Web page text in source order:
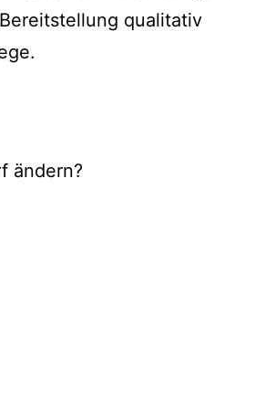
qualitativ
ändern?